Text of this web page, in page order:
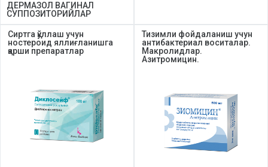
ДЕРМАЗОЛ ВАГИНАЛ
СУППОЗИТОРИЙЛАР
Сиртга қўллаш учун
ностероид яллиғланишга
қарши препаратлар
Тизимли фойдаланиш учун
антибактериал воситалар.
Макролидлар.
Азитромицин.